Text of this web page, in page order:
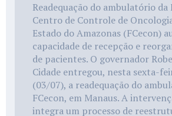
Readequação do ambulatório da
Centro de Controle de
Estado do Amazonas (FCecon)
capacidade de recepção e
de pacientes. O governador
Cidade entregou, nesta sexta-
(03/07), a readequação do
FCecon, em Manaus. A
integra um processo de